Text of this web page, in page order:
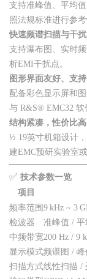
支持准峰值、平均
照法规标准进行参考
快速频谱扫描与干
支持瀑布图、实时
析EMI干扰点。
图形界面友好、支
配备彩色显示屏和
与 R&S® EMC32 软
结构紧凑，性价比高
½ 19英寸机箱设计
建EMC预研实验室
✅ 技术参数一览
项目
频率范围 9 kHz ~ 3
检波器
准峰值 /
中频带宽200 Hz / 9
显示模式频谱图 / 峰
扫描方式线性扫描 /